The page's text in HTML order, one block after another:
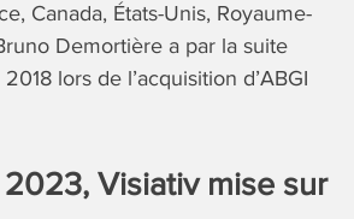
Canada, États-Unis, Royaume-
Demortière a par la suite
lors de l’acquisition d’ABGI
2023, Visiativ mise sur